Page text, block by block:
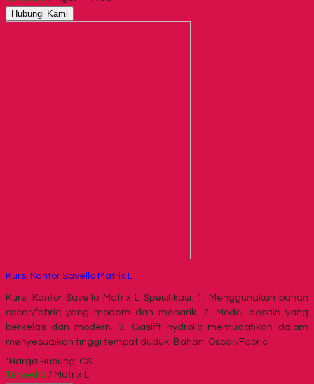
Hubungi Kami
Kursi Kantor Savello Matrix L
Kursi Kantor Savello Matrix L Spesifikasi: 1. Menggunakan bahan
oscar/fabric yang modern dan menarik. 2. Model desain yang
berkelas dan modern. 3. Gaslift hydrolic memudahkan dalam
menyesuaikan tinggi tempat duduk. Bahan: Oscar/Fabric
*Harga Hubungi CS
Tersedia / Matrix L